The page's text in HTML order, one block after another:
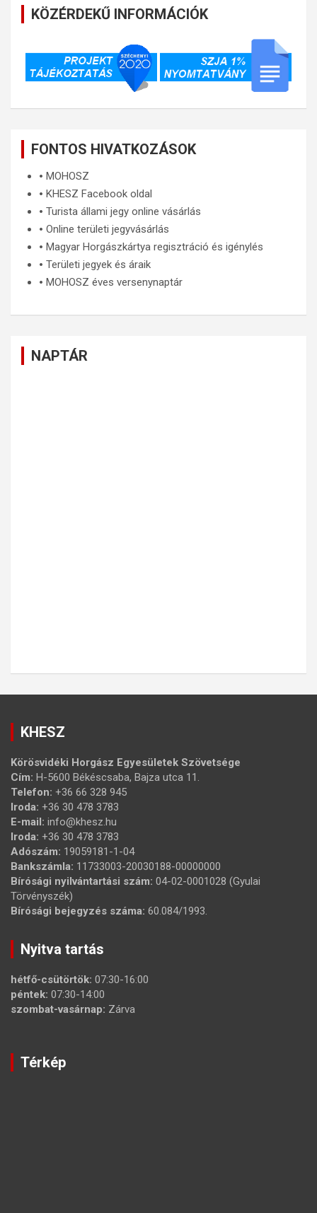
KÖZÉRDEKŰ INFORMÁCIÓK
FONTOS HIVATKOZÁSOK
🞄 MOHOSZ
🞄 KHESZ Facebook oldal
🞄 Turista állami jegy online vásárlás
🞄 Online területi jegyvásárlás
🞄 Magyar Horgászkártya regisztráció és igénylés
🞄 Területi jegyek és áraik
🞄 MOHOSZ éves versenynaptár
NAPTÁR
KHESZ
Körösvidéki Horgász Egyesületek Szövetsége
Cím: H-5600 Békéscsaba, Bajza utca 11.
Telefon: +36 66 328 945
Iroda: +36 30 478 3783
E-mail: info@khesz.hu
Iroda: +36 30 478 3783
Adószám: 19059181-1-04
Bankszámla: 11733003-20030188-00000000
Bírósági nyilvántartási szám: 04-02-0001028 (Gyulai
Törvényszék)
Bírósági bejegyzés száma: 60.084/1993.
Nyitva tartás
hétfő-csütörtök: 07:30-16:00
péntek: 07:30-14:00
szombat-vasárnap: Zárva
Térkép